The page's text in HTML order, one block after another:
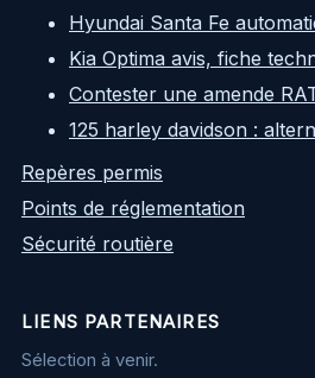
Hyundai Santa Fe
Kia Optima avis, fiche
Contester une amende
125 harley davidson :
Repères permis
Points de réglementation
Sécurité routière
LIENS PARTENAIRES
Sélection à venir.